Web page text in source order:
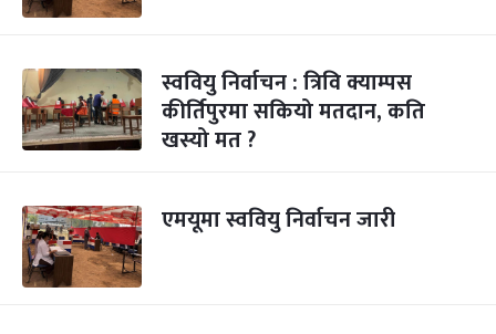
स्ववियु निर्वाचन : त्रिवि क्याम्पस
कीर्तिपुरमा सकियो मतदान, कति
खस्यो मत ?
एमयूमा स्ववियु निर्वाचन जारी